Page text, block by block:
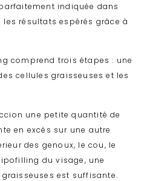
indiquée dans
résultats espérés grâce à
comprend trois étapes : une
cellules graisseuses et les
une petite quantité de
en excès sur une autre
des genoux, le cou, le
du visage, une
est suffisante.